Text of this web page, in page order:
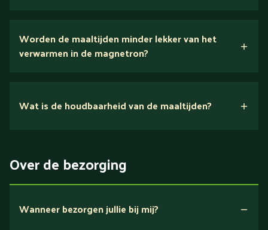
voedingsexperts
Verlaagd in koolhydraten
Verlaagd in zout
Worden de maaltijden minder lekker van het
verwarmen in de magnetron?
Wat is de houdbaarheid van de maaltijden?
Over de bezorging
Wanneer bezorgen jullie bij mij?